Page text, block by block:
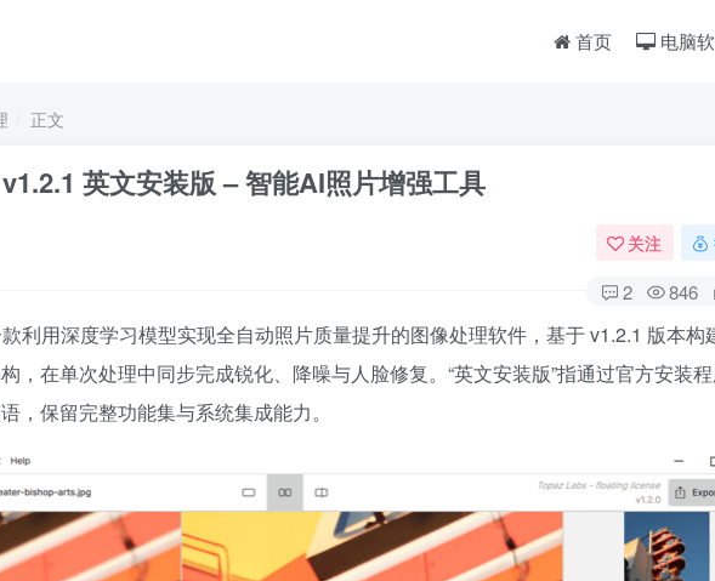
首页 电脑
正文
英文安装版 – 智能AI照片增强工具
关注
2 846
利用深度学习模型实现全自动照片质量提升的图像处理软件，基于 v1.2.1 版本构
，在单次处理中同步完成锐化、降噪与人脸修复。“英文安装版”指通过官方安装
，保留完整功能集与系统集成能力。